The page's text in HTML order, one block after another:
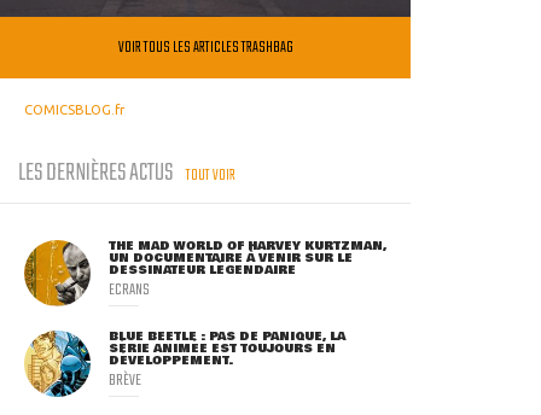
VOIR TOUS LES ARTICLES TRASHBAG
COMICSBLOG.fr
LES DERNIÈRES ACTUS TOUT VOIR
THE MAD WORLD OF HARVEY KURTZMAN,
UN DOCUMENTAIRE À VENIR SUR LE
DESSINATEUR LÉGENDAIRE
ECRANS
BLUE BEETLE : PAS DE PANIQUE, LA
SÉRIE ANIMÉE EST TOUJOURS EN
DÉVELOPPEMENT.
BRÈVE